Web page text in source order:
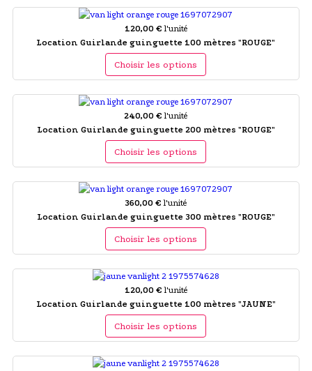
120,00 € l'unité
Location Guirlande guinguette 100 mètres "ROUGE"
Choisir les options
240,00 € l'unité
Location Guirlande guinguette 200 mètres "ROUGE"
Choisir les options
360,00 € l'unité
Location Guirlande guinguette 300 mètres "ROUGE"
Choisir les options
120,00 € l'unité
Location Guirlande guinguette 100 mètres "JAUNE"
Choisir les options